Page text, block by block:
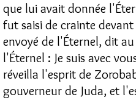
que lui avait donnée
fut saisi de crainte
envoyé de l'Éternel, dit
l'Éternel : Je suis avec
réveilla l'esprit de
gouverneur de Juda, et